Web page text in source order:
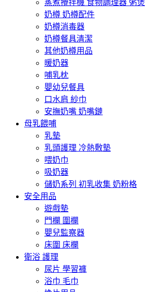
蒸煮攪拌機 食物調理器 粥煲
奶樽 奶樽配件
奶樽消毒器
奶樽餐具清潔
其他奶樽用品
暖奶器
哺乳枕
嬰幼兒餐具
口水肩 紗巾
安撫奶嘴 奶嘴鏈
母乳餵哺
乳墊
乳頭護理 冷熱敷墊
喂奶巾
吸奶器
儲奶系列 初乳收集 奶粉格
安全用品
遊戲墊
門欄 圍欄
嬰兒監察器
床圍 床欄
衛浴 護理
尿片 學習褲
浴巾 毛巾